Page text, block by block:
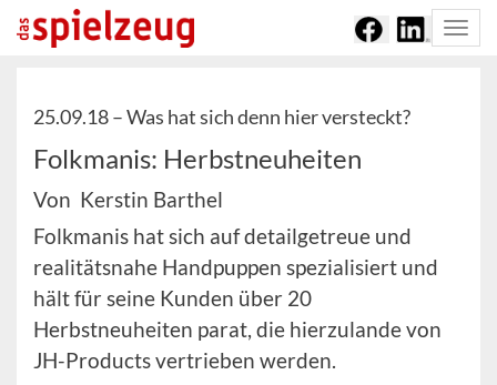
25.09.18 –Was hat sich denn hier versteckt?
Folkmanis: Herbstneuheiten
Von Kerstin Barthel
Folkmanis hat sich auf detailgetreue und
realitätsnahe Handpuppen spezialisiert und
hält für seine Kunden über 20
Herbstneuheiten parat, die hierzulande von
JH-Products vertrieben werden.